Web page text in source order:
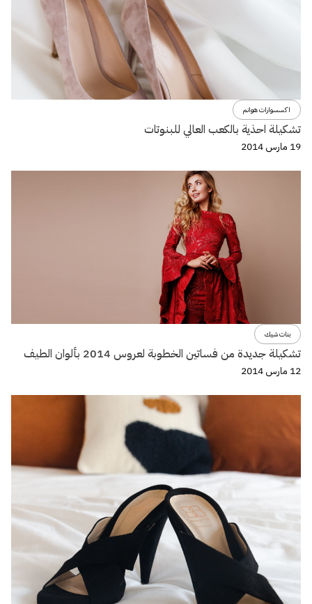
اكسسوارات هوانم
تشكيلة احذية بالكعب العالي للبنوتات
19 مارس 2014
بنات شيك
تشكيلة جديدة من فساتين الخطوبة لعروس 2014 بألوان الطيف
12 مارس 2014